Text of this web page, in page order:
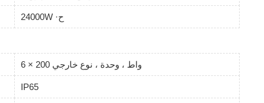
24000W ·ح
6 × 200 واط ، وحدة ، نوع خارجي
IP65